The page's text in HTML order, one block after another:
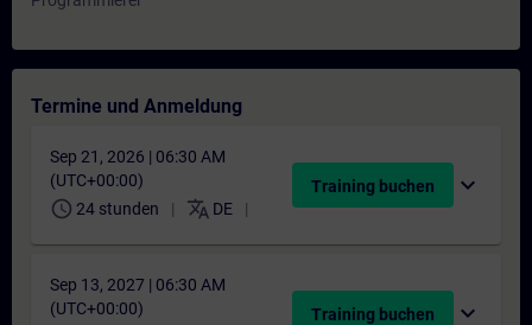
Termine und Anmeldung
Sep 21, 2026 | 06:30 AM
(UTC+00:00)
schedule 24 stunden translate DE
Training buchen expand_more
Sep 13, 2027 | 06:30 AM
(UTC+00:00)
Training buchen expand_more